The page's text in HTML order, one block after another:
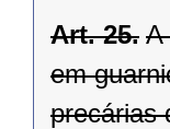
Art. 25. A
em
precárias